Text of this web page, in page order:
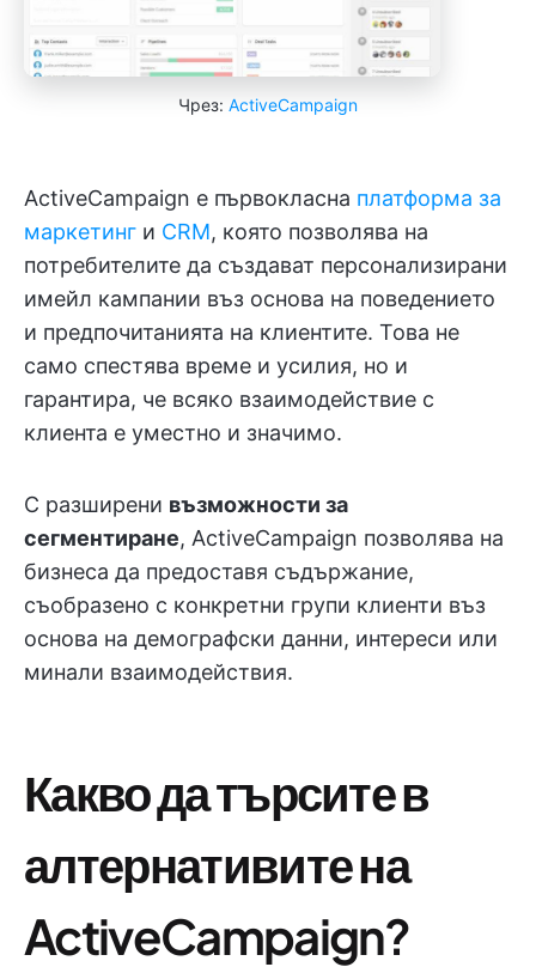
Чрез: ActiveCampaign
ActiveCampaign е първокласна платформа за
маркетинг и CRM, която позволява на
потребителите да създават персонализирани
имейл кампании въз основа на поведението
и предпочитанията на клиентите. Това не
само спестява време и усилия, но и
гарантира, че всяко взаимодействие с
клиента е уместно и значимо.
С разширени възможности за
сегментиране, ActiveCampaign позволява на
бизнеса да предоставя съдържание,
съобразено с конкретни групи клиенти въз
основа на демографски данни, интереси или
минали взаимодействия.
Какво да търсите в
алтернативите на
ActiveCampaign?